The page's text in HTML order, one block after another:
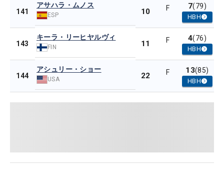
141
アサハラ・ムノス
ESP 10 F 7(79)
HBH
143
キーラ・リーヒヤルヴィ
FIN 11 F 4(76)
HBH
144
アシュリー・ショー
USA 22 F 13(85)
HBH